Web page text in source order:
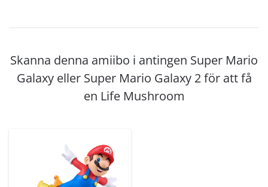
Skanna denna amiibo i antingen Super Mario
Galaxy eller Super Mario Galaxy 2 för att få
en Life Mushroom